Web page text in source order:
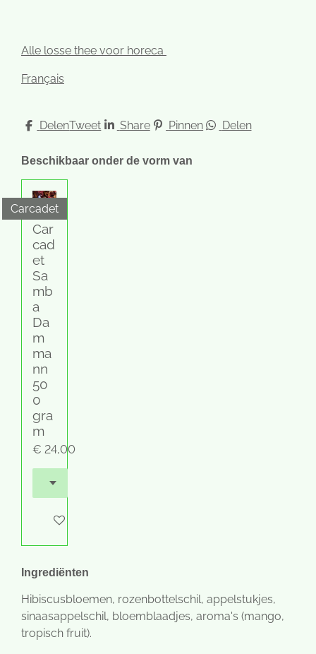
Alle losse thee voor horeca
Français
DelenTweet Share Pinnen Delen
Beschikbaar onder de vorm van
Carcadet
Car
cad
et
Sa
mb
a
Da
m
ma
nn
50
0
gra
m
€ 24,00
In winkelwagen
Ingrediënten
Hibiscusbloemen, rozenbottelschil, appelstukjes,
sinaasappelschil, bloemblaadjes, aroma's (mango,
tropisch fruit).